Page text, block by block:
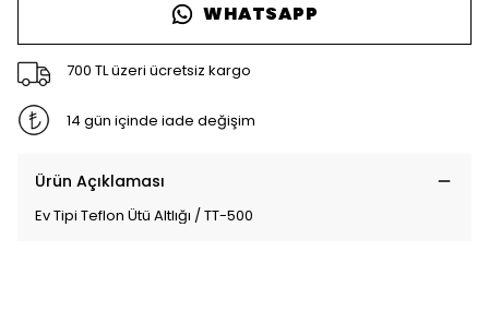
WHATSAPP
700 TL üzeri ücretsiz kargo
14 gün içinde iade değişim
Ürün Açıklaması
Ev Tipi Teflon Ütü Altlığı / TT-500